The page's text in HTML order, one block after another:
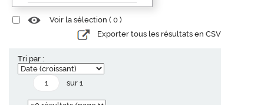
Voir la sélection ( 0 )
Exporter tous les résultats en CSV
Tri par :
sur 1